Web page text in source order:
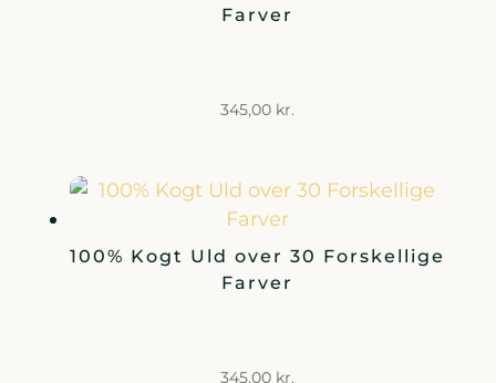
Farver
345,00 kr.
100% Kogt Uld over 30 Forskellige
Farver
345,00 kr.